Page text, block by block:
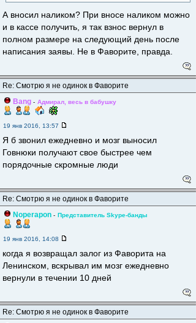
А вносил наликом? При вносе наликом можно
и в кассе получить, я так взнос вернул в
полном размере на следующий день после
написания заявы. Не в Фаворите, правда.
Re: Смотрю я не одинок в Фаворите
Bang - Адмирал, весь в бабушку
19 янв 2016, 13:57
Я б звонил ежедневно и мозг выносил
Говнюки получают свое быстрее чем
порядочные скромные люди
Re: Смотрю я не одинок в Фаворите
Noperapon - Представитель Skype-банды
19 янв 2016, 14:08
когда я возвращал залог из Фаворита на
Ленинском, вскрывал им мозг ежедневно
вернули в течении 10 дней
Re: Смотрю я не одинок в Фаворите